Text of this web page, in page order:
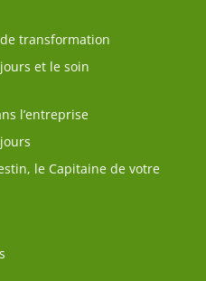
transformation
et le soin
l’entreprise
le Capitaine de votre